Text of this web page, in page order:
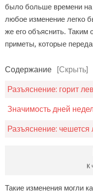
было больше времени
любое изменение легко
же его объяснить. Таким
приметы, которые
Содержание [Скрыть]
Разъяснение: горит
Значимость дней
Разъяснение:
К
Такие изменения могли